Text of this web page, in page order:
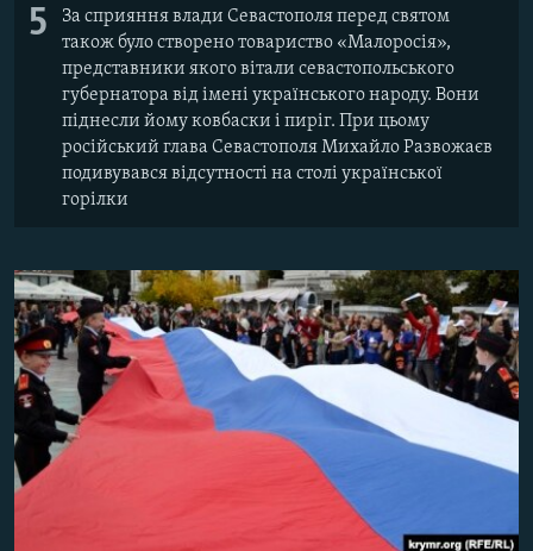
5
За сприяння влади Севастополя перед святом
також було створено товариство «Малоросія»,
представники якого вітали севастопольського
губернатора від імені українського народу. Вони
піднесли йому ковбаски і пиріг. При цьому
російський глава Севастополя Михайло Развожаєв
подивувався відсутності на столі української
горілки